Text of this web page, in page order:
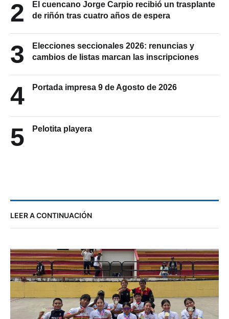
2
El cuencano Jorge Carpio recibió un trasplante
3
Elecciones seccionales 2026: renuncias y
4
5
LEER A CONTINUACIÓN